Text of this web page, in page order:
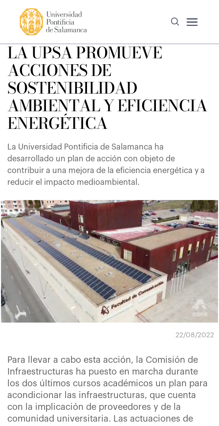
LA UPSA PROMUEVE
ACCIONES DE
SOSTENIBILIDAD
AMBIENTAL Y EFICIENCIA
ENERGÉTICA
La Universidad Pontificia de Salamanca ha
desarrollado un plan de acción con objeto de
contribuir a una mejora de la eficiencia energética y a
reducir el impacto medioambiental.
22/08/2022
Para llevar a cabo esta acción, la Comisión de
Infraestructuras ha puesto en marcha durante
los dos últimos cursos académicos un plan para
acondicionar las infraestructuras, que cuenta
con la implicación de proveedores y de la
comunidad universitaria. Las actuaciones de